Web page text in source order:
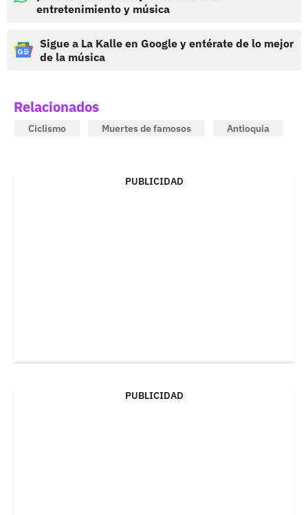
entretenimiento y música
Sigue a La Kalle en Google y entérate de lo mejor
de la música
Relacionados
Ciclismo Muertes de famosos Antioquia
PUBLICIDAD
PUBLICIDAD